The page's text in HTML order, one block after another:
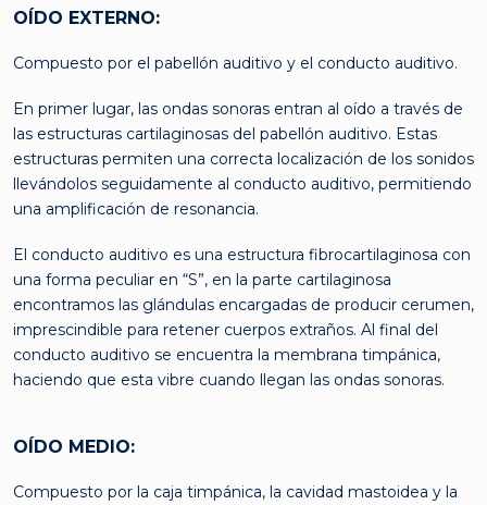
OÍDO EXTERNO:
Compuesto por el pabellón auditivo y el conducto auditivo.
En primer lugar, las ondas sonoras entran al oído a través de
las estructuras cartilaginosas del pabellón auditivo. Estas
estructuras permiten una correcta localización de los sonidos
llevándolos seguidamente al conducto auditivo, permitiendo
una amplificación de resonancia.
El conducto auditivo es una estructura fibrocartilaginosa con
una forma peculiar en “S”, en la parte cartilaginosa
encontramos las glándulas encargadas de producir cerumen,
imprescindible para retener cuerpos extraños. Al final del
conducto auditivo se encuentra la membrana timpánica,
haciendo que esta vibre cuando llegan las ondas sonoras.
OÍDO MEDIO:
Compuesto por la caja timpánica, la cavidad mastoidea y la